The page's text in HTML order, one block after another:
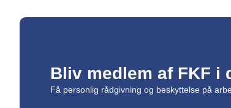
Bliv medlem af FKF i
Få personlig rådgivning og beskyttelse på